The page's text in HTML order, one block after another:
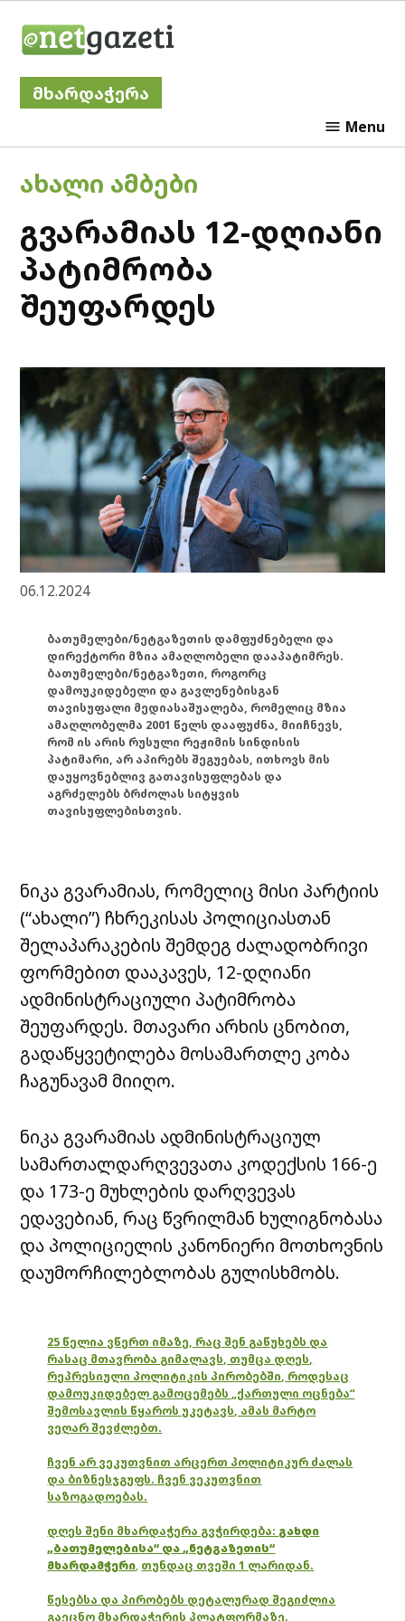
მხარდაჭერა
Menu
POSTED
ᲐᲮᲐᲚᲘ ᲐᲛᲑᲔᲑᲘ
გვარამიას 12-დღიანი
პატიმრობა
შეუფარდეს
06.12.2024
ბათუმელები/ნეტგაზეთის დამფუძნებელი და
დირექტორი მზია ამაღლობელი დააპატიმრეს.
ბათუმელები/ნეტგაზეთი, როგორც
დამოუკიდებელი და გავლენებისგან
თავისუფალი მედიასაშუალება, რომელიც მზია
ამაღლობელმა 2001 წელს დააფუძნა, მიიჩნევს,
რომ ის არის რუსული რეჟიმის სინდისის
პატიმარი, არ აპირებს შეგუებას, ითხოვს მის
დაუყოვნებლივ გათავისუფლებას და
აგრძელებს ბრძოლას სიტყვის
თავისუფლებისთვის.
ნიკა გვარამიას, რომელიც მისი პარტიის
(“ახალი”) ჩხრეკისას პოლიციასთან
შელაპარაკების შემდეგ ძალადობრივი
ფორმებით დააკავეს, 12-დღიანი
ადმინისტრაციული პატიმრობა
შეუფარდეს. მთავარი არხის ცნობით,
გადაწყვეტილება მოსამართლე კობა
ჩაგუნავამ მიიღო.
ნიკა გვარამიას ადმინისტრაციულ
სამართალდარღვევათა კოდექსის 166-ე
და 173-ე მუხლების დარღვევას
ედავებიან, რაც წვრილმან ხულიგნობასა
და პოლიციელის კანონიერი მოთხოვნის
დაუმორჩილებლობას გულისხმობს.
25 წელია ვწერთ იმაზე, რაც შენ გაწუხებს და
რასაც მთავრობა გიმალავს, თუმცა დღეს,
რეპრესიული პოლიტიკის პირობებში, როდესაც
დამოუკიდებელ გამოცემებს „ქართული ოცნება“
შემოსავლის წყაროს უკეტავს, ამას მარტო
ვეღარ შევძლებთ.
ჩვენ არ ვეკუთვნით არცერთ პოლიტიკურ ძალას
და ბიზნესჯგუფს. ჩვენ ვეკუთვნით
საზოგადოებას.
დღეს შენი მხარდაჭერა გვჭირდება: გახდი
„ბათუმელებისა“ და „ნეტგაზეთის“
მხარდამჭერი, თუნდაც თვეში 1 ლარიდან.
წესებსა და პირობებს დეტალურად შეგიძლია
გაეცნო მხარდაჭერის პლატფორმაზე.